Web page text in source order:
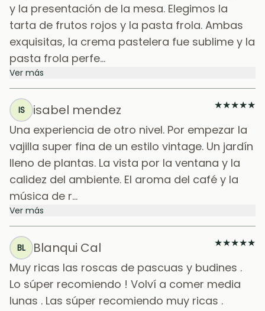
y la presentación de la mesa. Elegimos la
tarta de frutos rojos y la pasta frola. Ambas
exquisitas, la crema pastelera fue sublime y la
pasta frola perfe...
Ver más
IS isabel mendez ★★★★★
Una experiencia de otro nivel. Por empezar la
vajilla super fina de un estilo vintage. Un jardín
lleno de plantas. La vista por la ventana y la
calidez del ambiente. El aroma del café y la
música de r...
Ver más
BL Blanqui Cal ★★★★★
Muy ricas las roscas de pascuas y budines .
Lo súper recomiendo ! Volví a comer media
lunas . Las súper recomiendo muy ricas .